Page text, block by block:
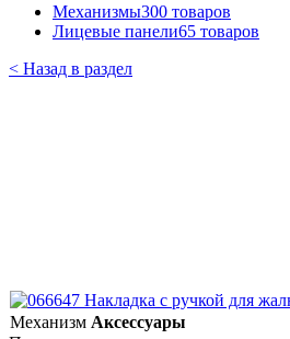
Механизмы300 товаров
Лицевые панели65 товаров
< Назад в раздел
Механизм Аксессуары